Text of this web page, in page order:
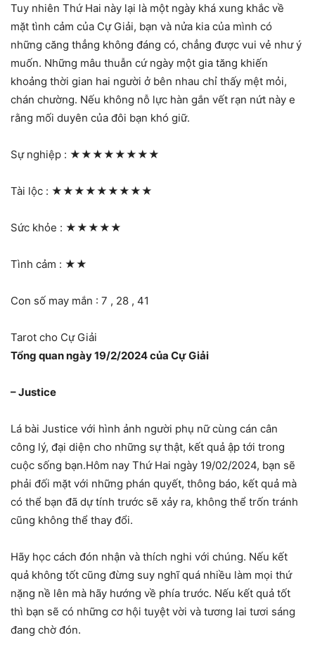
Tuy nhiên Thứ Hai này lại là một ngày khá xung khắc về
mặt tình cảm của Cự Giải, bạn và nửa kia của mình có
những căng thẳng không đáng có, chẳng được vui vẻ như ý
muốn. Những mâu thuẫn cứ ngày một gia tăng khiến
khoảng thời gian hai người ở bên nhau chỉ thấy mệt mỏi,
chán chường. Nếu không nỗ lực hàn gắn vết rạn nứt này e
rằng mối duyên của đôi bạn khó giữ.
Sự nghiệp : ★★★★★★★★
Tài lộc : ★★★★★★★★★
Sức khỏe : ★★★★★
Tình cảm : ★★
Con số may mắn : 7 , 28 , 41
Tarot cho Cự Giải
Tổng quan ngày 19/2/2024 của Cự Giải
– Justice
Lá bài Justice với hình ảnh người phụ nữ cùng cán cân
công lý, đại diện cho những sự thật, kết quả ập tới trong
cuộc sống bạn.Hôm nay Thứ Hai ngày 19/02/2024, bạn sẽ
phải đối mặt với những phán quyết, thông báo, kết quả mà
có thể bạn đã dự tính trước sẽ xảy ra, không thể trốn tránh
cũng không thể thay đổi.
Hãy học cách đón nhận và thích nghi với chúng. Nếu kết
quả không tốt cũng đừng suy nghĩ quá nhiều làm mọi thứ
nặng nề lên mà hãy hướng về phía trước. Nếu kết quả tốt
thì bạn sẽ có những cơ hội tuyệt vời và tương lai tươi sáng
đang chờ đón.